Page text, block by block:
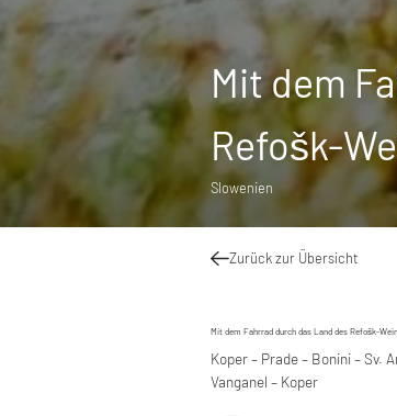
Mit dem
Refošk-
Slowenien
Zurück zur Übersicht
Mit dem Fahrrad durch das Land des Refošk-
Koper – Prade – Bonini – Sv.
Vanganel – Koper